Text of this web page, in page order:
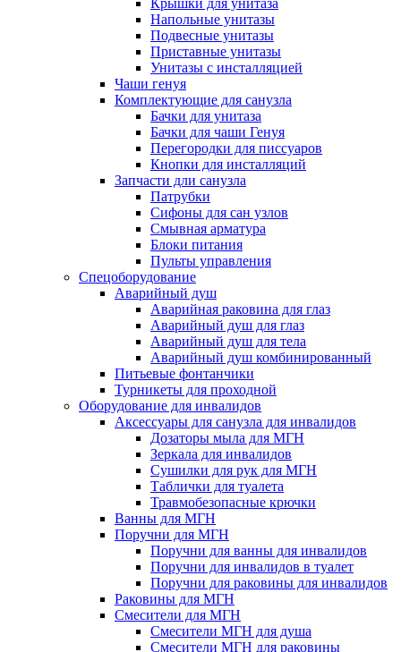
Крышки для унитаза
Напольные унитазы
Подвесные унитазы
Приставные унитазы
Унитазы с инсталляцией
Чаши генуя
Комплектующие для санузла
Бачки для унитаза
Бачки для чаши Генуя
Перегородки для писсуаров
Кнопки для инсталляций
Запчасти дли санузла
Патрубки
Сифоны для сан узлов
Смывная арматура
Блоки питания
Пульты управления
Спецоборудование
Аварийный душ
Аварийная раковина для глаз
Аварийный душ для глаз
Аварийный душ для тела
Аварийный душ комбинированный
Питьевые фонтанчики
Турникеты для проходной
Оборудование для инвалидов
Аксессуары для санузла для инвалидов
Дозаторы мыла для МГН
Зеркала для инвалидов
Сушилки для рук для МГН
Таблички для туалета
Травмобезопасные крючки
Ванны для МГН
Поручни для МГН
Поручни для ванны для инвалидов
Поручни для инвалидов в туалет
Поручни для раковины для инвалидов
Раковины для МГН
Смесители для МГН
Смесители МГН для душа
Смесители МГН для раковины